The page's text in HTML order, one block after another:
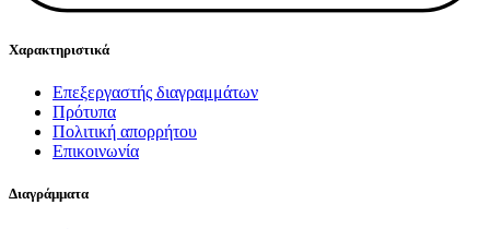
Χαρακτηριστικά
Επεξεργαστής διαγραμμάτων
Πρότυπα
Πολιτική απορρήτου
Επικοινωνία
Διαγράμματα